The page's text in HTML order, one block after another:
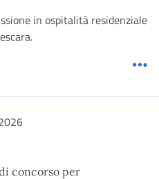
in ospitalità residenziale
concorso per